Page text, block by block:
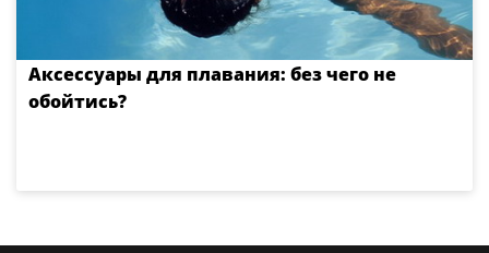
Аксессуары для плавания: без чего не
обойтись?